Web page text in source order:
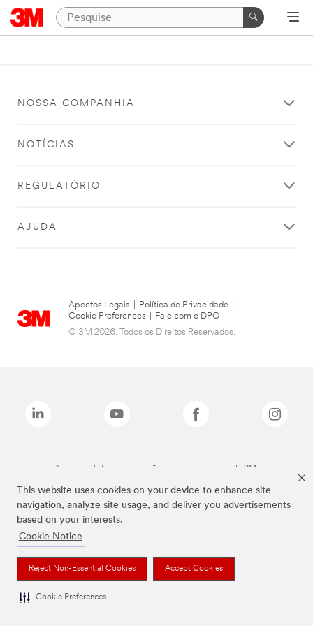
This website uses cookies on your device to enhance site
navigation, analyze site usage, and deliver you advertisements
based on your interests.
Cookie Notice
Reject Non-Essential Cookies Accept Cookies
Cookie Preferences
NOSSA COMPANHIA
NOTÍCIAS
REGULATÓRIO
AJUDA
Apectos Legais Política de Privacidade
Cookie Preferences
Fale com o DPO
© 3M 2026. Todos os Direitos Reservados.
As marcas listadas a cima são marcas comerciais da 3M.